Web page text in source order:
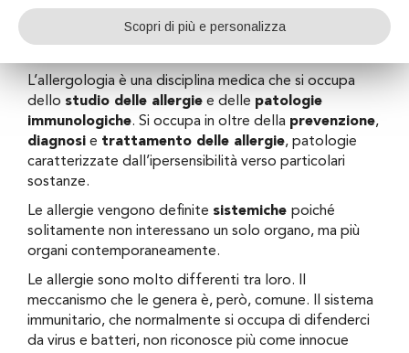
L’allergologia è una disciplina medica che si occupa
dello studio delle allergie e delle patologie
immunologiche. Si occupa in oltre della prevenzione,
diagnosi e trattamento delle allergie, patologie
caratterizzate dall’ipersensibilità verso particolari
sostanze.
Le allergie vengono definite sistemiche poiché
solitamente non interessano un solo organo, ma più
organi contemporaneamente.
Le allergie sono molto differenti tra loro. Il
meccanismo che le genera è, però, comune. Il sistema
immunitario, che normalmente si occupa di difenderci
da virus e batteri, non riconosce più come innocue
Scopri di più e personalizza